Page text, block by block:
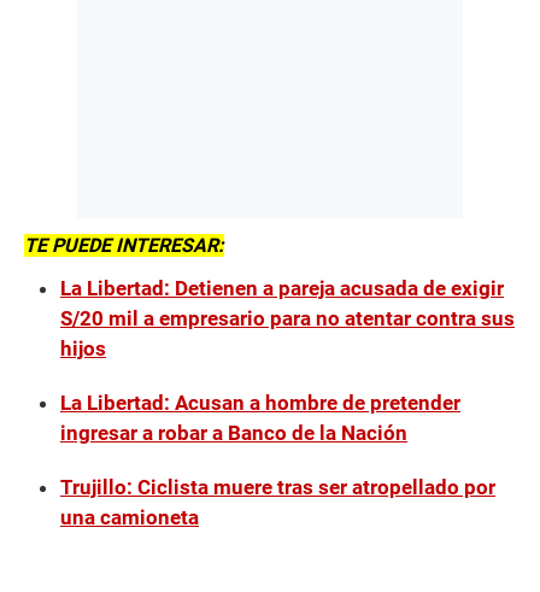
TE PUEDE INTERESAR:
La Libertad: Detienen a pareja acusada de exigir
S/20 mil a empresario para no atentar contra sus
hijos
La Libertad: Acusan a hombre de pretender
ingresar a robar a Banco de la Nación
Trujillo: Ciclista muere tras ser atropellado por
una camioneta